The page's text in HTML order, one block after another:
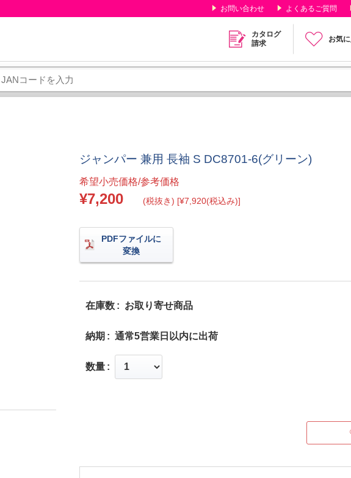
お問い合わせ よくあるご質問
カタログ
請求
お気
ジャンパー 兼用 長袖 S DC8701-6(グリーン)
希望小売価格/参考価格
¥7,200 (税抜き) [¥7,920(税込み)]
PDFファイルに
変換
在庫数 お取り寄せ商品
納期 通常5営業日以内に出荷
数量